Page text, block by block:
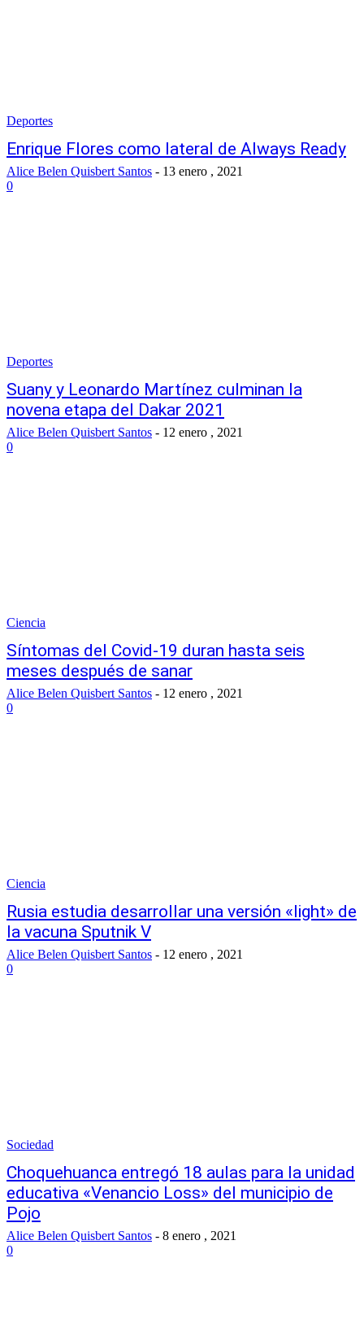
Deportes
Enrique Flores como lateral de Always Ready
Alice Belen Quisbert Santos - 13 enero , 2021
0
Deportes
Suany y Leonardo Martínez culminan la
novena etapa del Dakar 2021
Alice Belen Quisbert Santos - 12 enero , 2021
0
Ciencia
Síntomas del Covid-19 duran hasta seis
meses después de sanar
Alice Belen Quisbert Santos - 12 enero , 2021
0
Ciencia
Rusia estudia desarrollar una versión «light» de
la vacuna Sputnik V
Alice Belen Quisbert Santos - 12 enero , 2021
0
Sociedad
Choquehuanca entregó 18 aulas para la unidad
educativa «Venancio Loss» del municipio de
Pojo
Alice Belen Quisbert Santos - 8 enero , 2021
0